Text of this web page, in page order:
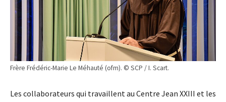
Frère Frédéric-Marie Le Méhauté (ofm). © SCP / I. Scart.
Les collaborateurs qui travaillent au Centre Jean XXIII et les